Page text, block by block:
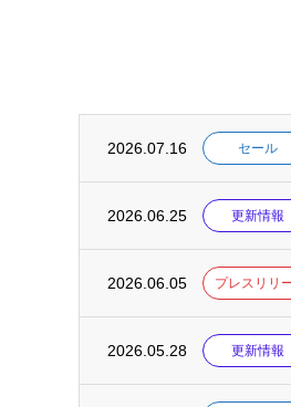
2026.07.16 セール
2026.06.25 更新情報
2026.06.05 プレスリリ
2026.05.28 更新情報